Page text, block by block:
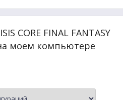
CORE FINAL FANTASY
моем компьютере